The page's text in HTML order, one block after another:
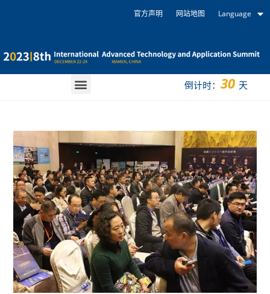
官方声明 网站地图 Language
倒计时： 30 天